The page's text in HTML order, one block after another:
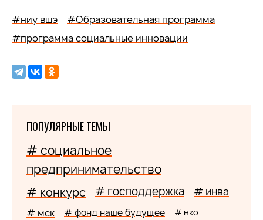
#ниу вшэ
#Образовательная программа
#программа социальные инновации
ПОПУЛЯРНЫЕ ТЕМЫ
# социальное
предпринимательство
# конкурс # господдержка # инва
# мск # фонд наше будущее # нко